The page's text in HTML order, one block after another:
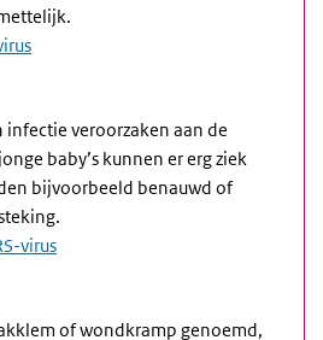
infectie veroorzaken aan de
baby’s kunnen er erg ziek
bijvoorbeeld benauwd of
virus
of wondkramp genoemd,